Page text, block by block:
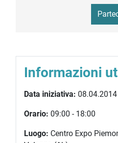
Informazioni
Data iniziativa:
Orario: 09:00 - 18:00
Luogo: Centro Expo